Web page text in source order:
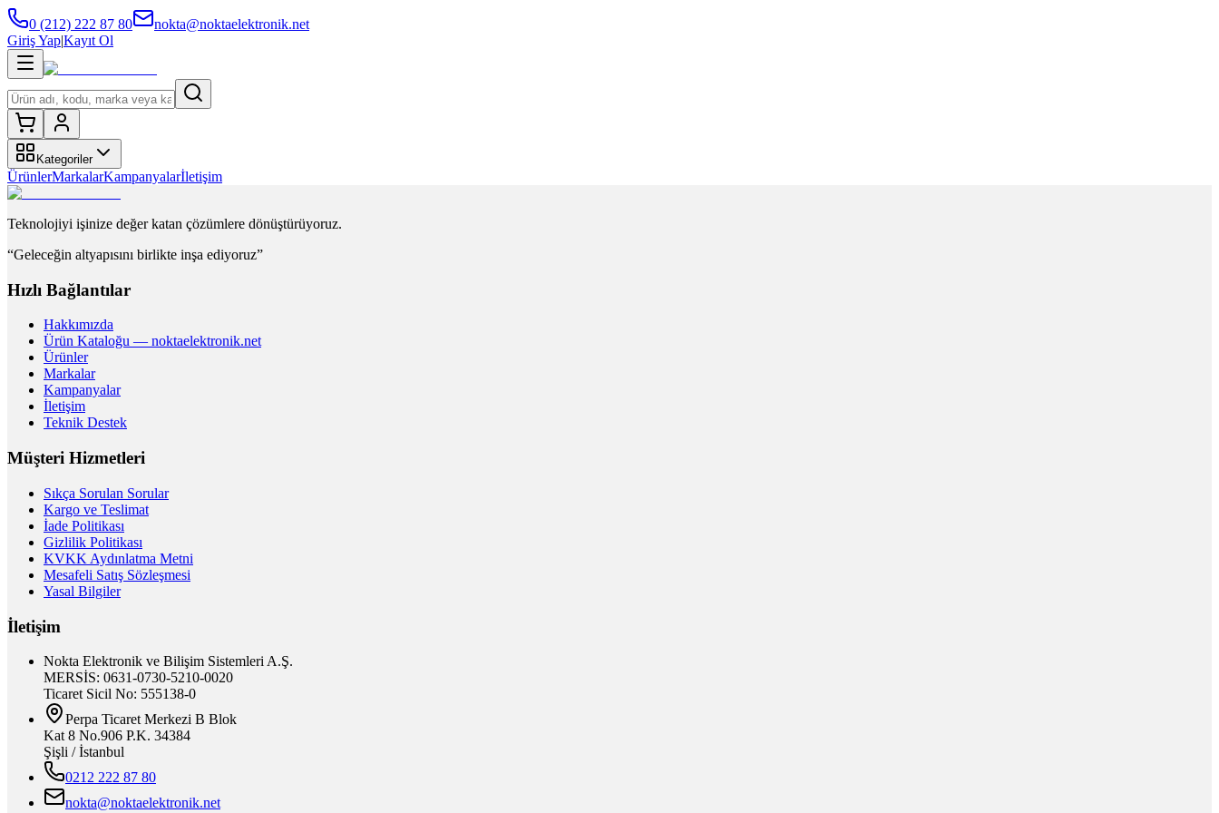
0 (212) 222 87 80
nokta@noktaelektronik.net
Giriş Yap|Kayıt Ol
Kategoriler
ÜrünlerMarkalarKampanyalarİletişim
Teknolojiyi işinize değer katan çözümlere dönüştürüyoruz.
“Geleceğin altyapısını birlikte inşa ediyoruz”
Hızlı Bağlantılar
Hakkımızda
Ürün Kataloğu — noktaelektronik.net
Ürünler
Markalar
Kampanyalar
İletişim
Teknik Destek
Müşteri Hizmetleri
Sıkça Sorulan Sorular
Kargo ve Teslimat
İade Politikası
Gizlilik Politikası
KVKK Aydınlatma Metni
Mesafeli Satış Sözleşmesi
Yasal Bilgiler
İletişim
Nokta Elektronik ve Bilişim Sistemleri A.Ş.
MERSİS: 0631-0730-5210-0020
Ticaret Sicil No: 555138-0
Perpa Ticaret Merkezi B Blok
Kat 8 No.906 P.K. 34384
Şişli / İstanbul
0212 222 87 80
nokta@noktaelektronik.net